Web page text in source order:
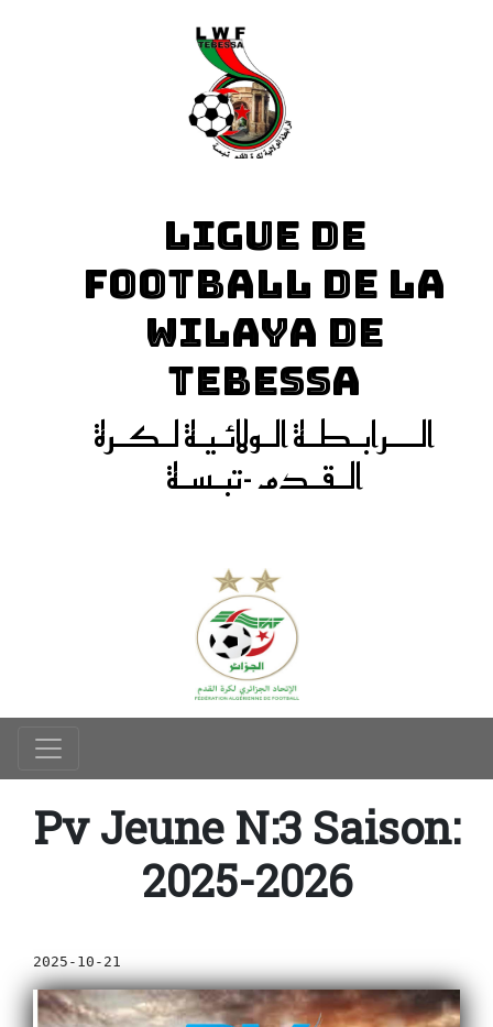
LIGUE DE
FOOTBALL DE LA
WILAYA DE
TEBESSA
الـــرابـطـة الـولائـيـة لـكـرة
الـقـدم -تبـسـة
Pv Jeune N:3 Saison:
2025-2026
2025-10-21